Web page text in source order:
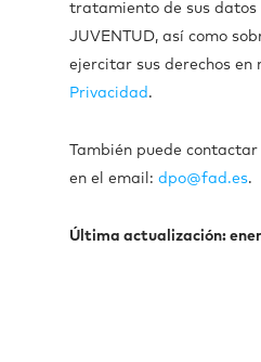
tratamiento de sus datos
JUVENTUD, así como
ejercitar sus derechos en
Privacidad .
También puede contactar
en el email: dpo@fad.es.
Última actualización: